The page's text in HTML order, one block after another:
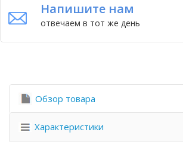
Напишите нам
отвечаем в тот же день
Обзор товара
Характеристики